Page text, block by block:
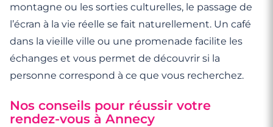
montagne ou les sorties culturelles, le passage de
l’écran à la vie réelle se fait naturellement. Un café
dans la vieille ville ou une promenade facilite les
échanges et vous permet de découvrir si la
personne correspond à ce que vous recherchez.
Nos conseils pour réussir votre
rendez-vous à Annecy